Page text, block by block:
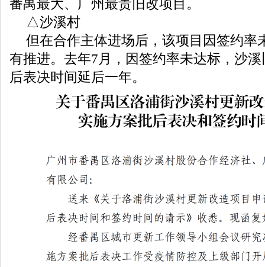
番禺最大、广州最贵旧改项目。
△沙溪村
但在合作主体进场后，该项目因签约率
有推进。去年7月，因签约率未达标，沙
后表决时间延后一年。